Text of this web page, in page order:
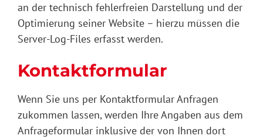
an der technisch fehlerfreien Darstellung und der
Optimierung seiner Website – hierzu müssen die
Server-Log-Files erfasst werden.
Kontaktformular
Wenn Sie uns per Kontaktformular Anfragen
zukommen lassen, werden Ihre Angaben aus dem
Anfrageformular inklusive der von Ihnen dort